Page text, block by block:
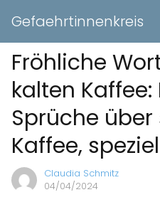
Gefaehrtinnenkreis
Fröhliche
kalten Kaffee:
Sprüche
Kaffee,
Claudia Schmitz
04/04/2024